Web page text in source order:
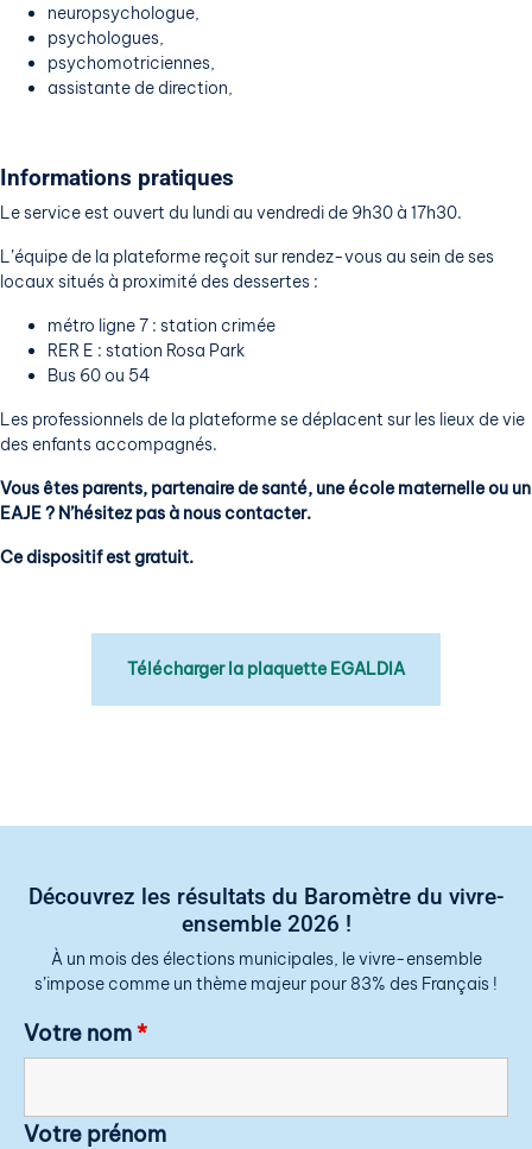
neuropsychologue,
psychologues,
psychomotriciennes,
assistante de direction,
Informations pratiques
Le service est ouvert du lundi au vendredi de 9h30 à 17h30.
L’équipe de la plateforme reçoit sur rendez-vous au sein de ses
locaux situés à proximité des dessertes :
métro ligne 7 : station crimée
RER E : station Rosa Park
Bus 60 ou 54
Les professionnels de la plateforme se déplacent sur les lieux de vie
des enfants accompagnés.
Vous êtes parents, partenaire de santé, une école maternelle ou un
EAJE ? N’hésitez pas à nous contacter.
Ce dispositif est gratuit.
Télécharger la plaquette EGALDIA
Découvrez les résultats du Baromètre du vivre-
ensemble 2026 !
À un mois des élections municipales, le vivre-ensemble
s’impose comme un thème majeur pour 83% des Français !
Votre nom*
Votre prénom